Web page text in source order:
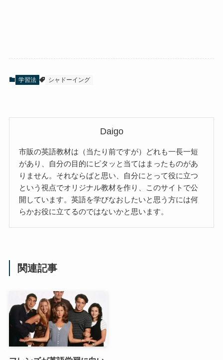
学習法 シャドーイング
Daigo
市販の英語教材は（当たり前ですが）どれも一長一短
があり、自分の目的にピタッと当てはまったものがあ
りません。それならばと思い、自分にとって役に立つ
という視点でオリジナル教材を作り、このサイトで公
開しています。英語を学びなおしたいと思う方には何
らかお役に立てるのではないかと思います。
関連記事